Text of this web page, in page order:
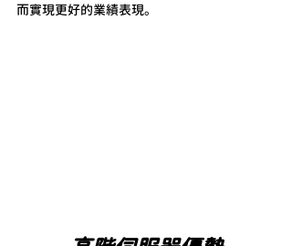
而實現更好的業績表現。